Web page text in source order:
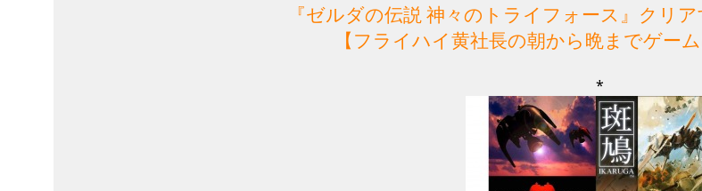
『ゼルダの伝説 神々のトライフォース』クリ
【フライハイ黄社長の朝から晩までゲー
*